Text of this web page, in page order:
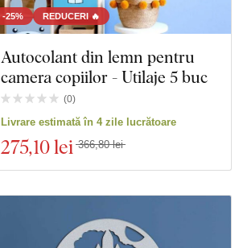
-25% REDUCERI 🔥
Autocolant din lemn pentru
camera copiilor - Utilaje 5 buc
(0)
Livrare estimată în 4 zile lucrătoare
275,10 lei 366,80 lei